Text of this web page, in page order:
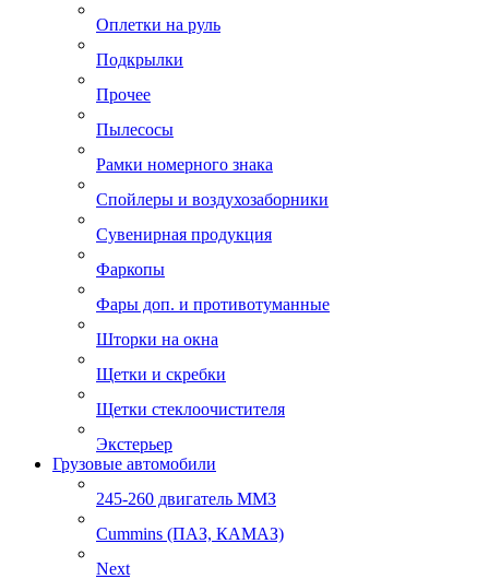
Оплетки на руль
Подкрылки
Прочее
Пылесосы
Рамки номерного знака
Спойлеры и воздухозаборники
Сувенирная продукция
Фаркопы
Фары доп. и противотуманные
Шторки на окна
Щетки и скребки
Щетки стеклоочистителя
Экстерьер
Грузовые автомобили
245-260 двигатель ММЗ
Cummins (ПАЗ, КАМАЗ)
Next